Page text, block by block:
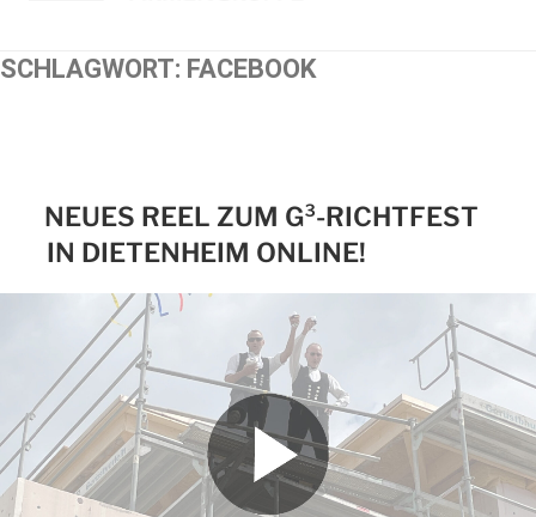
SCHLAGWORT: FACEBOOK
NEUES REEL ZUM G³-RICHTFEST
IN DIETENHEIM ONLINE!